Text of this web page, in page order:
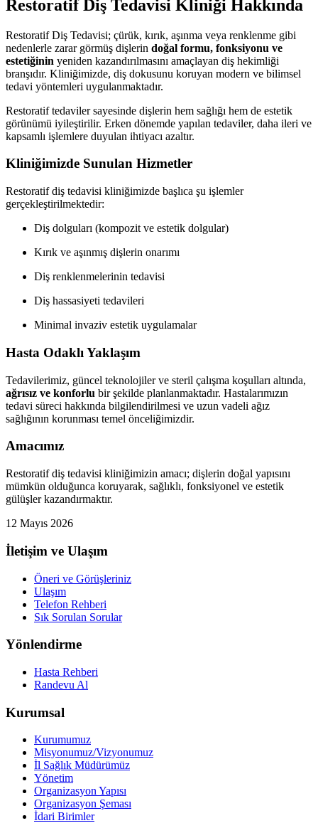
Restoratif Diş Tedavisi Kliniği Hakkında
Restoratif Diş Tedavisi; çürük, kırık, aşınma veya renklenme gibi
nedenlerle zarar görmüş dişlerin doğal formu, fonksiyonu ve
estetiğinin yeniden kazandırılmasını amaçlayan diş hekimliği
branşıdır. Kliniğimizde, diş dokusunu koruyan modern ve bilimsel
tedavi yöntemleri uygulanmaktadır.
Restoratif tedaviler sayesinde dişlerin hem sağlığı hem de estetik
görünümü iyileştirilir. Erken dönemde yapılan tedaviler, daha ileri ve
kapsamlı işlemlere duyulan ihtiyacı azaltır.
Kliniğimizde Sunulan Hizmetler
Restoratif diş tedavisi kliniğimizde başlıca şu işlemler
gerçekleştirilmektedir:
Diş dolguları (kompozit ve estetik dolgular)
Kırık ve aşınmış dişlerin onarımı
Diş renklenmelerinin tedavisi
Diş hassasiyeti tedavileri
Minimal invaziv estetik uygulamalar
Hasta Odaklı Yaklaşım
Tedavilerimiz, güncel teknolojiler ve steril çalışma koşulları altında,
ağrısız ve konforlu bir şekilde planlanmaktadır. Hastalarımızın
tedavi süreci hakkında bilgilendirilmesi ve uzun vadeli ağız
sağlığının korunması temel önceliğimizdir.
Amacımız
Restoratif diş tedavisi kliniğimizin amacı; dişlerin doğal yapısını
mümkün olduğunca koruyarak, sağlıklı, fonksiyonel ve estetik
gülüşler kazandırmaktır.
12 Mayıs 2026
İletişim ve Ulaşım
Öneri ve Görüşleriniz
Ulaşım
Telefon Rehberi
Sık Sorulan Sorular
Yönlendirme
Hasta Rehberi
Randevu Al
Kurumsal
Kurumumuz
Misyonumuz/Vizyonumuz
İl Sağlık Müdürümüz
Yönetim
Organizasyon Yapısı
Organizasyon Şeması
İdari Birimler